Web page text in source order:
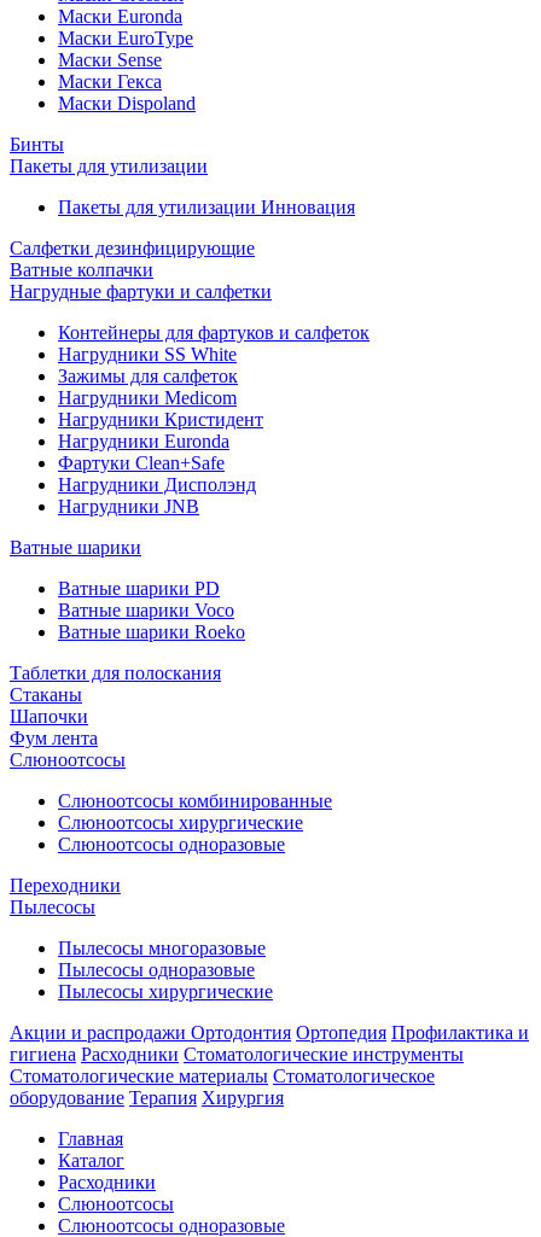
Маски Euronda
Маски EuroType
Маски Sense
Маски Гекса
Маски Dispoland
Бинты
Пакеты для утилизации
Пакеты для утилизации Инновация
Салфетки дезинфицирующие
Ватные колпачки
Нагрудные фартуки и салфетки
Контейнеры для фартуков и салфеток
Нагрудники SS White
Зажимы для салфеток
Нагрудники Medicom
Нагрудники Кристидент
Нагрудники Euronda
Фартуки Clean+Safe
Нагрудники Дисполэнд
Нагрудники JNB
Ватные шарики
Ватные шарики PD
Ватные шарики Voco
Ватные шарики Roeko
Таблетки для полоскания
Стаканы
Шапочки
Фум лента
Слюноотсосы
Слюноотсосы комбинированные
Слюноотсосы хирургические
Слюноотсосы одноразовые
Переходники
Пылесосы
Пылесосы многоразовые
Пылесосы одноразовые
Пылесосы хирургические
Акции и распродажи Ортодонтия Ортопедия Профилактика и
гигиена Расходники Стоматологические инструменты
Стоматологические материалы Стоматологическое
оборудование Терапия Хирургия
Главная
Каталог
Расходники
Слюноотсосы
Слюноотсосы одноразовые